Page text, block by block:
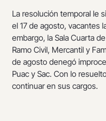
La resolución temporal le
el 17 de agosto, vacantes
embargo, la Sala Cuarta
Ramo Civil, Mercantil y
de agosto denegó
Puac y Sac. Con lo
continuar en sus cargos.